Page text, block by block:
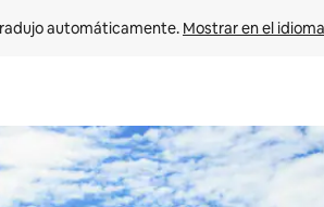
automáticamente. Mostrar en el